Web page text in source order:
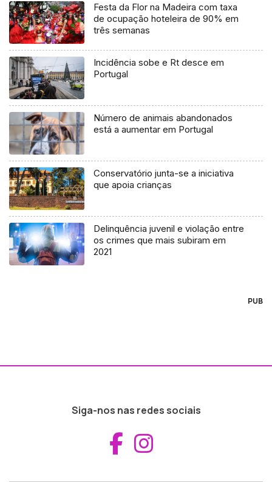
Festa da Flor na Madeira com taxa
de ocupação hoteleira de 90% em
três semanas
Incidência sobe e Rt desce em
Portugal
Número de animais abandonados
está a aumentar em Portugal
Conservatório junta-se a iniciativa
que apoia crianças
Delinquência juvenil e violação entre
os crimes que mais subiram em
2021
PUB
Siga-nos nas redes sociais
Aceder ao